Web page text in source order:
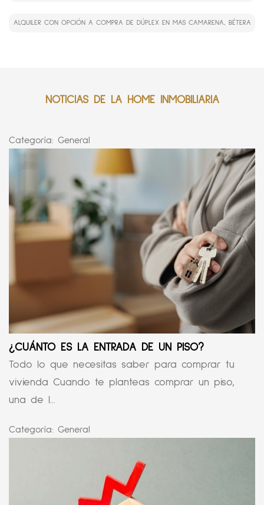
ALQUILER CON OPCIÓN A COMPRA DE DÚPLEX EN MAS CAMARENA, BÉTERA
NOTICIAS DE LA HOME INMOBILIARIA
Categoría: General
¿CUÁNTO ES LA ENTRADA DE UN PISO?
Todo lo que necesitas saber para comprar tu
vivienda Cuando te planteas comprar un piso,
una de l...
Categoría: General